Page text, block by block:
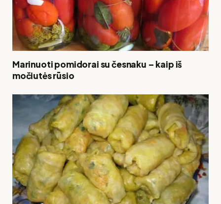
Marinuoti pomidorai su česnaku – kaip iš
močiutės rūsio